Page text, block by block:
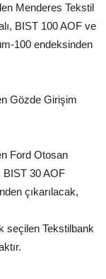
Menderes Tekstil
BIST 100 AOF ve
100 endeksinden
Gözde Girişim
Ford Otosan
BIST 30 AOF
çıkarılacak,
Tekstilbank